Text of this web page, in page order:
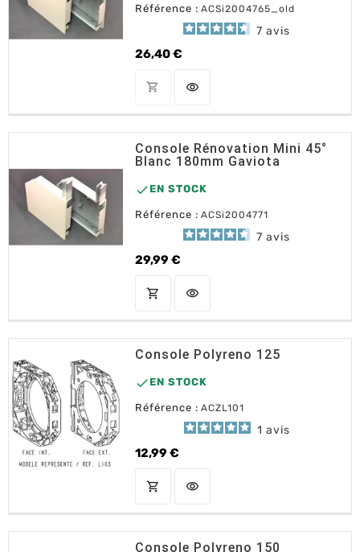
Référence : ACSi2004765_old
7avis
26,40 €
Prix
shopping_cart OUT OF STOCK
visibility
Console Rénovation Mini 45°
Blanc 180mm Gaviota
 EN STOCK
Référence : ACSi2004771
7avis
29,99 €
Prix
shopping_cart AJOUTER AU PANIER
visibility
Console Polyreno 125
 EN STOCK
Référence : ACZL101
1 avis
12,99 €
Prix
shopping_cart AJOUTER AU PANIER
visibility
Console Polyreno 150